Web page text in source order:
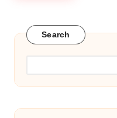
Search